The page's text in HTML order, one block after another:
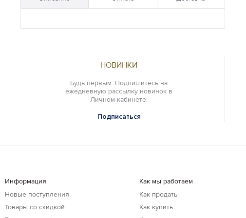
НОВИНКИ
Будь первым. Подпишитесь на
ежедневную рассылку новинок в
Личном кабинете.
Подписаться
Информация
Новые поступления
Товары со скидкой
Как мы работаем
Как продать
Как купить